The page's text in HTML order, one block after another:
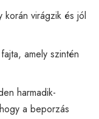
korán virágzik és jól
amely szintén
harmadik-
a beporzás